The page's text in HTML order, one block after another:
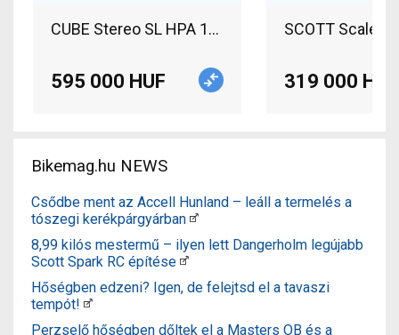
CUBE Stereo SL HPA 140 Carbon Mountain
595 000 HUF 319 000 HUF
Bikemag.hu NEWS
Csődbe ment az Accell Hunland – leáll a termelés a
tószegi kerékpárgyárban
8,99 kilós mestermű – ilyen lett Dangerholm legújabb
Scott Spark RC építése
Hőségben edzeni? Igen, de felejtsd el a tavaszi
tempót!
Perzselő hőségben dőltek el a Masters OB és a